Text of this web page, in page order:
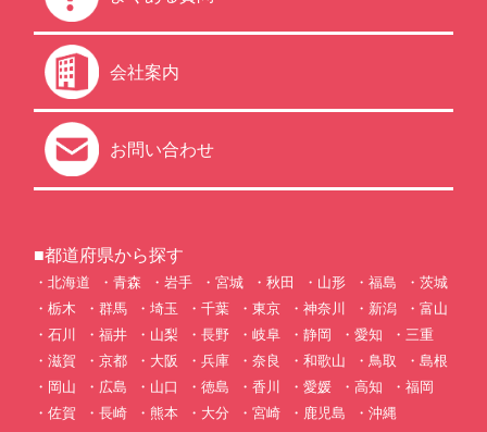
会社案内
お問い合わせ
■都道府県から探す
北海道 青森 岩手 宮城 秋田 山形 福島
茨城
栃木
群馬 埼玉 千葉 東京 神奈川 新潟
富山
石川
福井 山梨 長野 岐阜 静岡 愛知
三重
滋賀
京都 大阪 兵庫 奈良 和歌山 鳥取
島根
岡山
広島 山口 徳島 香川 愛媛 高知
福岡
佐賀
長崎 熊本 大分 宮崎 鹿児島 沖縄